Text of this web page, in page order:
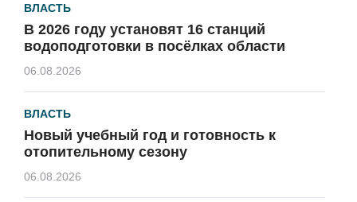
ВЛАСТЬ
В 2026 году установят 16 станций
водоподготовки в посёлках области
06.08.2026
ВЛАСТЬ
Новый учебный год и готовность к
отопительному сезону
06.08.2026